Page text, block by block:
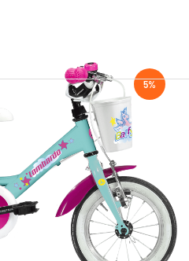
5%